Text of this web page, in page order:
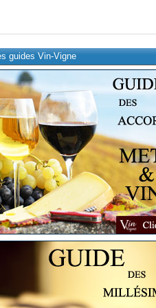
guides Vin-Vigne